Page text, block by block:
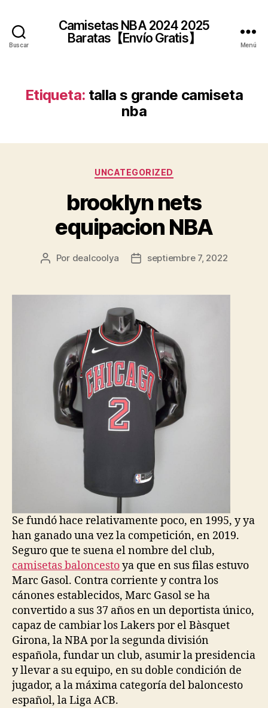
Buscar
Camisetas NBA 2024 2025
Baratas【Envío Gratis】
Menú
Etiqueta: talla s grande camiseta
nba
Categorías
UNCATEGORIZED
brooklyn nets
equipacion NBA
Autor
entrada
Por dealcoolya
Fecha
entrada
septiembre 7, 2022
Se fundó hace relativamente poco, en 1995, y ya
han ganado una vez la competición, en 2019.
Seguro que te suena el nombre del club,
camisetas baloncestoya que en sus filas estuvo
Marc Gasol. Contra corriente y contra los
cánones establecidos, Marc Gasol se ha
convertido a sus 37 años en un deportista único,
capaz de cambiar los Lakers por el Bàsquet
Girona, la NBA por la segunda división
española, fundar un club, asumir la presidencia
y llevar a su equipo, en su doble condición de
jugador, a la máxima categoría del baloncesto
español, la Liga ACB.